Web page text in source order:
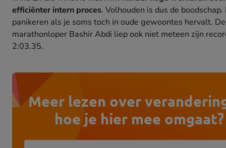
efficiënter intern proces. Volhouden is dus de boodschap.
panikeren als je soms toch in oude gewoontes hervalt.
marathonloper Bashir Abdi liep ook niet meteen zijn
2:03.35.
Meer lezen over
hoe je hier mee omgaat?